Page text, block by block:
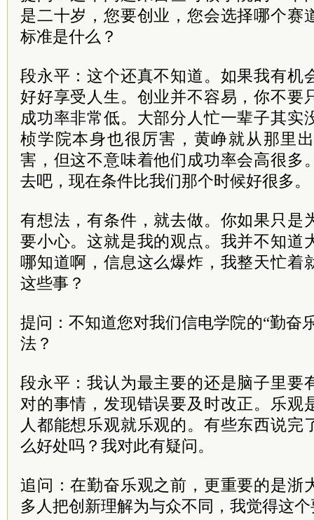
是二十岁，您要创业，您会选择哪个赛
标准是什么？
段永平：这个还真不知道。如果我有机
好好享受人生。创业并不容易，你不要
成功率非常低。大部分人忙一辈子其实
桢学院本身也很厉害，黄峥就从那里
害，但这不意味着他们成功率会高很多
去吧，现在条件比我们那个时候好很多。
有想法，有条件，就去做。你如果只是
要小心。这就是我的观点。我并不知道
哪知道啊，信息这么爆炸，我整天忙着
这些事？
提问：不知道您对我们信电学院的“勤奋
法？
段永平：我认为最主要的还是脑子里要
对的事情，发现错误要及时改正。乐观
人都能想乐观就乐观的。有些东西说完
么好处吗？我对此有疑问。
追问：在勤奋乐观之前，更重要的是浙
多人把创新理解为与众不同，我觉得这